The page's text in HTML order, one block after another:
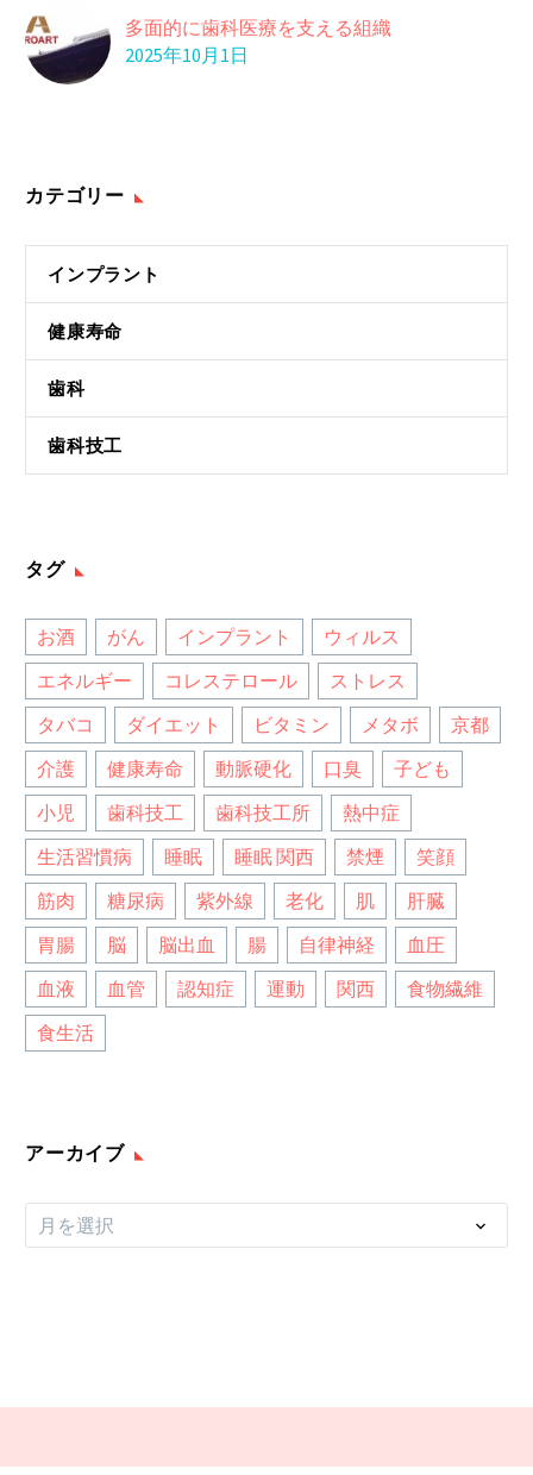
タイ人男性１人が、
蚊…
深くなった歯周ポケッ
多面的に歯科医療を支える組織
2025年10月1日
カテゴリー
インプラント
健康寿命
歯科
歯科技工
タグ
お酒 がん インプラント
ウィルス
エネルギー
コレステロール
ストレス
タバコ
ダイエット ビタミン メタボ
京都
介護
健康寿命 動脈硬化 口臭
子ども
小児
歯科技工 歯科技工所
熱中症
生活習慣病
睡眠 睡眠 関西 禁煙
笑顔
筋肉
糖尿病 紫外線 老化 肌
肝臓
胃腸
脳 脳出血 腸 自律神経
血圧
血液
血管 認知症 運動 関西
食物繊維
食生活
アーカイブ
ー
月を選択